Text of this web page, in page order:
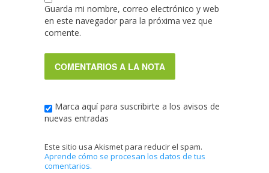
Guarda mi nombre, correo electrónico y web
en este navegador para la próxima vez que
comente.
Marca aquí para suscribirte a los avisos de
nuevas entradas
Este sitio usa Akismet para reducir el spam.
Aprende cómo se procesan los datos de tus
comentarios.